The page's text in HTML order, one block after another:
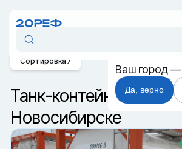
Ваш город —
Да, верно
Танк-контейнеры T4 в
Новосибирске
Сортировка